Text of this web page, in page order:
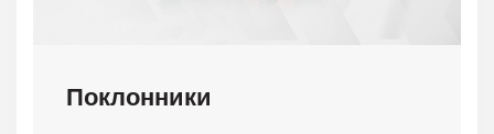
Поклонники